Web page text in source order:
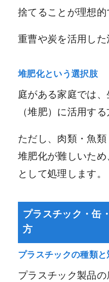
捨てることが理想的
重曹や炭を活用した
堆肥化という選択肢
庭がある家庭では
（堆肥）に活用す
ただし、肉類・魚
堆肥化が難しいた
として処理します。
プラスチック・缶
方
プラスチックの種類と
プラスチック製品